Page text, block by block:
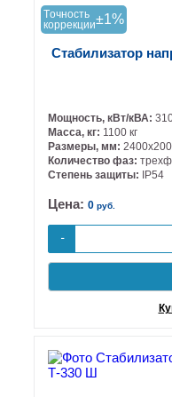
Tочность
коррекции±1%
Стабилизатор
Мощность, кВт/кВА:
Масса, кг: 1100 кг
Размеры, мм:
Количество фаз:
Степень защиты:
IP54
Цена: 0 руб.
-